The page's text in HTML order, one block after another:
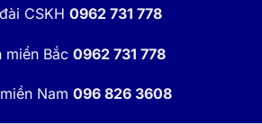
CSKH 0962 731 778
miền Bắc 0962 731 778
Nam 096 826 3608